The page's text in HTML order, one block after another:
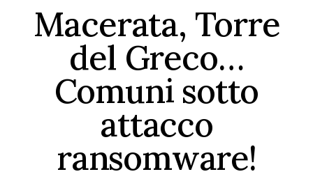
Macerata, Torre
del Greco…
Comuni sotto
attacco
ransomware!